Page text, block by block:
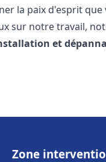
la paix d'esprit
sur notre travail,
et
Zone